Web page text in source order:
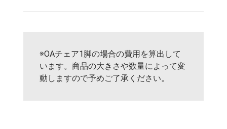
※OAチェア1脚の場合の費用を算出して
います。商品の大きさや数量によって変
動しますので予めご了承ください。